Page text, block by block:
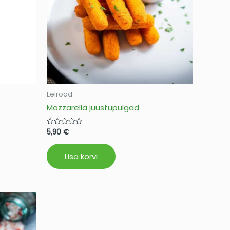
Eelroad
Mozzarella juustupulgad
Hinnanguga
0
5
5,90 €
Lisa korvi